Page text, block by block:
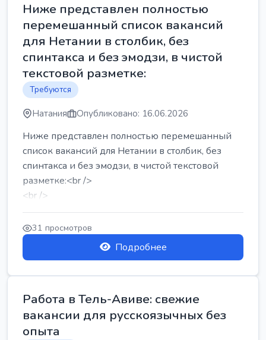
Ниже представлен полностью
перемешанный список вакансий
для Нетании в столбик, без
спинтакса и без эмодзи, в чистой
текстовой разметке:
Требуются
Натания Опубликовано: 16.06.2026
Ниже представлен полностью перемешанный
список вакансий для Нетании в столбик, без
спинтакса и без эмодзи, в чистой текстовой
разметке:<br />
<br />
Работа в Нетании на мебельном производстве:
требу...
31 просмотров
Подробнее
Работа в Тель-Авиве: свежие
вакансии для русскоязычных без
опыта